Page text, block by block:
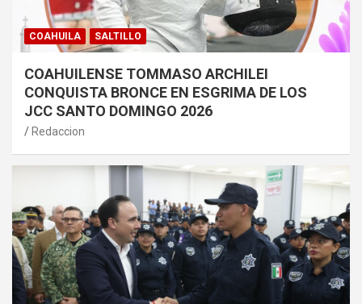
COAHUILA SALTILLO
COAHUILENSE TOMMASO ARCHILEI
CONQUISTA BRONCE EN ESGRIMA DE LOS
JCC SANTO DOMINGO 2026
Redaccion